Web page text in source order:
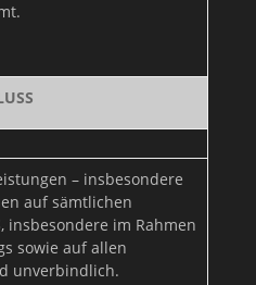
– insbesondere
auf sämtlichen
, insbesondere im Rahmen
sowie auf allen
unverbindlich.